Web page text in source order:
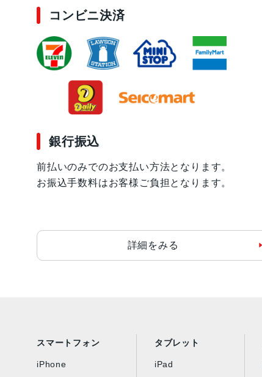
コンビニ決済
銀行振込
前払いのみでのお支払い方法となります。
お振込手数料はお客様ご負担となります。
詳細をみる
スマートフォン
iPhone
タブレット
iPad